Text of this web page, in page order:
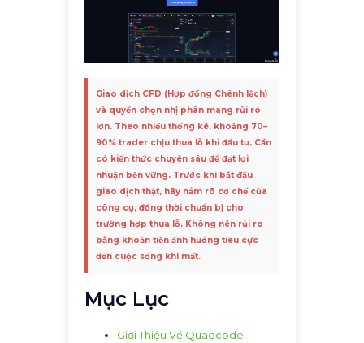
Giao dịch CFD (Hợp đồng Chênh lệch)
và quyền chọn nhị phân mang rủi ro
lớn. Theo nhiều thống kê, khoảng 70–
90% trader chịu thua lỗ khi đầu tư. Cần
có kiến thức chuyên sâu để đạt lợi
nhuận bền vững. Trước khi bắt đầu
giao dịch thật, hãy nắm rõ cơ chế của
công cụ, đồng thời chuẩn bị cho
trường hợp thua lỗ. Không nên rủi ro
bằng khoản tiền ảnh hưởng tiêu cực
đến cuộc sống khi mất.
Mục Lục
Giới Thiệu Về Quadcode